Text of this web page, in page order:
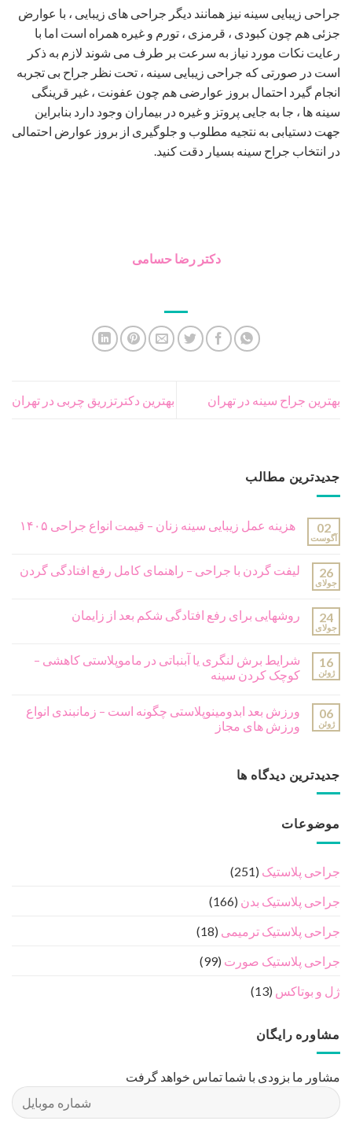
جراحی زیبایی سینه نیز همانند دیگر جراحی های زیبایی ، با عوارض
جزئی هم چون کبودی ، قرمزی ، تورم و غیره همراه است اما با
رعایت نکات مورد نیاز به سرعت بر طرف می شوند لازم به ذکر
است در صورتی که جراحی زیبایی سینه ، تحت نظر جراح بی تجربه
انجام گیرد احتمال بروز عوارضی هم چون عفونت ، غیر قرینگی
سینه ها ، جا به جایی پروتز و غیره در بیماران وجود دارد بنابراین
جهت دستیابی به نتجیه مطلوب و جلوگیری از بروز عوارض احتمالی
در انتخاب جراح سینه بسیار دقت کنید.
دکتر رضا حسامی
بهترین جراح سینه در تهران بهترین دکترتزریق چربی در تهران
جدیدترین مطالب
02
آگوست
هزینه عمل زیبایی سینه زنان – قیمت انواع جراحی ۱۴۰۵
26
جولای
لیفت گردن با جراحی – راهنمای کامل رفع افتادگی گردن
24
جولای
روشهایی برای رفع افتادگی شکم بعد از زایمان
16
ژوئن
شرایط برش لنگری یا آبنباتی در ماموپلاستی کاهشی –
کوچک کردن سینه
06
ژوئن
ورزش بعد ابدومینوپلاستی چگونه است – زمانبندی انواع
ورزش های مجاز
جدیدترین دیدگاه ها
موضوعات
جراحی پلاستیک (251)
جراحی پلاستیک بدن (166)
جراحی پلاستیک ترمیمی (18)
جراحی پلاستیک صورت (99)
ژل و بوتاکس (13)
مشاوره رایگان
مشاور ما بزودی با شما تماس خواهد گرفت